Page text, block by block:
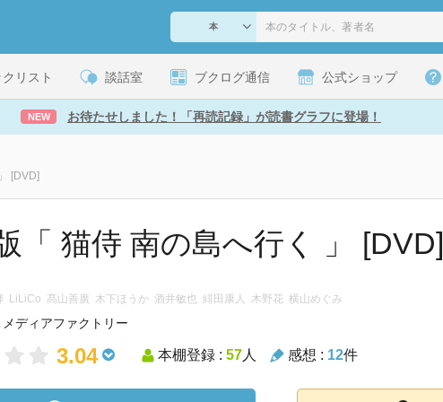
リスト 談話室 ブクログ通信 公式ショップ
NEW お待たせしました！「再読記録」が読書グラフに登場！
[DVD]
「 猫侍 南の島へ行く 」 [DVD]
LiLiCo 髙山善廣 木下ほうか 酒井敏也 緋田康人 木野花 横山めぐみ
メディアファクトリー
3.04 本棚登録 : 57人 感想 : 12件